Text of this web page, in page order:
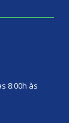
8:00h às